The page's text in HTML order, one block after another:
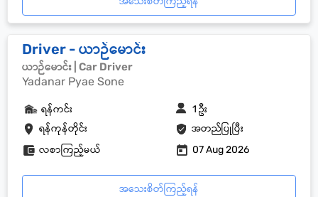
Driver - ယာဉ်မောင်း
ယာဉ်မောင်း | Car Driver
Yadanar Pyae Sone
ရန်ကုန်တိုင်း အတည်ပြုပြီး
ရန်ကင်း 1 ဦး
လစာကြည့်မယ် 07 Aug 2026
အသေးစိတ်ကြည့်ရန်